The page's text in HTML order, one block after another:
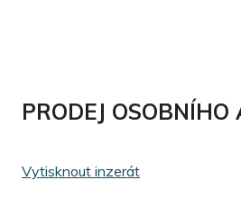
PRODEJ
Vytisknout inzerát